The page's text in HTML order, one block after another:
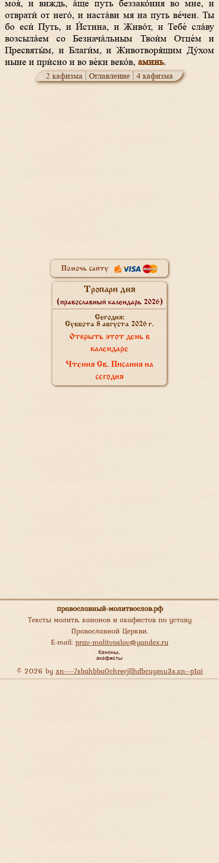
моя́, и виждь, а́ще путь беззако́ния во мне, и
отврати́ от него́, и наста́ви мя на путь ве́чен. Ты
бо еси́ Путь, и И́стина, и Живо́т, и Тебе́ сла́ву
возсыла́ем со Безнача́льным Твои́м Отце́м и
Пресвяты́м, и Благи́м, и Животворя́щим Ду́хом
ныне и при́сно и во ве́ки веко́в,аминь.
2 кафизма Оглавление 4 кафизма
Помочь сайту
Тропари дня
(православный календарь 2026)
Сегодня:
Суббота 8 августа 2026 г.
Открыть этот день в
календаре
Чтения Св. Писания на
сегодня
православный-молитвослов.рф
Тексты молитв, канонов и акафистов по уставу
Православной Церкви.
E-mail:prav-molitvoslov@yandex.ru
© 2026 byxn----7sbahbba0chrecjllhdbcuymu3s.xn--p1ai